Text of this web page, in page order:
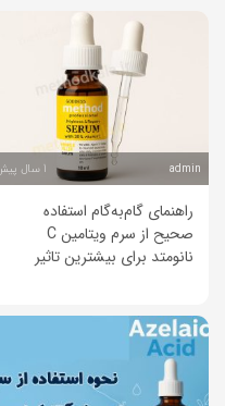
admin 1 سال پیش
راهنمای گام‌به‌گام استفاده
صحیح از سرم ویتامین C
نانو‌متد برای بیشترین تاثیر